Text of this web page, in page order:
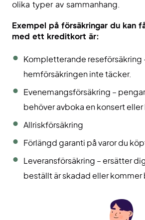
olika typer av sammanhang.
Exempel på försäkringar du kan
med ett kreditkort är:
Kompletterande reseförsäkring
hemförsäkringen inte täcker.
Evenemangsförsäkring –
behöver avboka en konsert eller
Allriskförsäkring
Förlängd garanti på varor du
Leveransförsäkring – ersätter
beställt är skadad eller kommer